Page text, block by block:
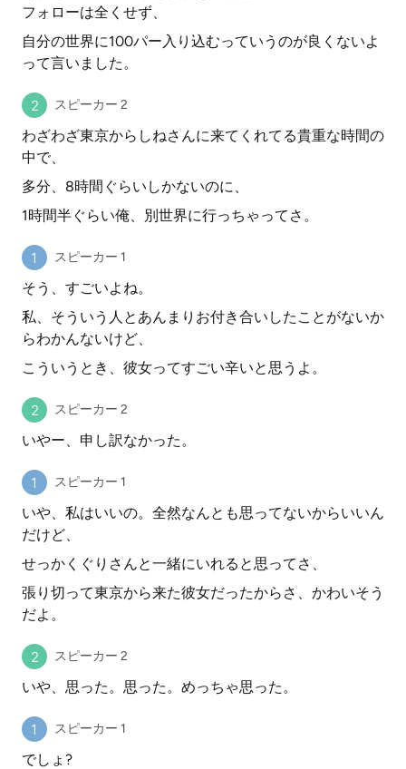
フォローは全くせず、
自分の世界に100パー入り込むっていうのが良くないよ
って言いました。
スピーカー 2
わざわざ東京からしねさんに来てくれてる貴重な時間の
中で、
多分、8時間ぐらいしかないのに、
1時間半ぐらい俺、別世界に行っちゃってさ。
スピーカー 1
そう、すごいよね。
私、そういう人とあんまりお付き合いしたことがないか
らわかんないけど、
こういうとき、彼女ってすごい辛いと思うよ。
スピーカー 2
いやー、申し訳なかった。
スピーカー 1
いや、私はいいの。全然なんとも思ってないからいいん
だけど、
せっかくぐりさんと一緒にいれると思ってさ、
張り切って東京から来た彼女だったからさ、かわいそう
だよ。
スピーカー 2
いや、思った。思った。めっちゃ思った。
スピーカー 1
でしょ?